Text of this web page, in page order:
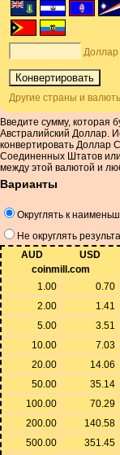
Другие страны и
Введите сумму, которая
Австралийский Доллар.
конвертировать
Соединенных Штатов
между этой валютой и
Варианты
Округлять к
Не округлять
AUD
USD
coinmill.com
1.00
0.70
2.00
1.41
5.00
3.51
10.00
7.03
20.00
14.06
50.00
35.14
100.00
70.29
200.00
140.58
500.00
351.45